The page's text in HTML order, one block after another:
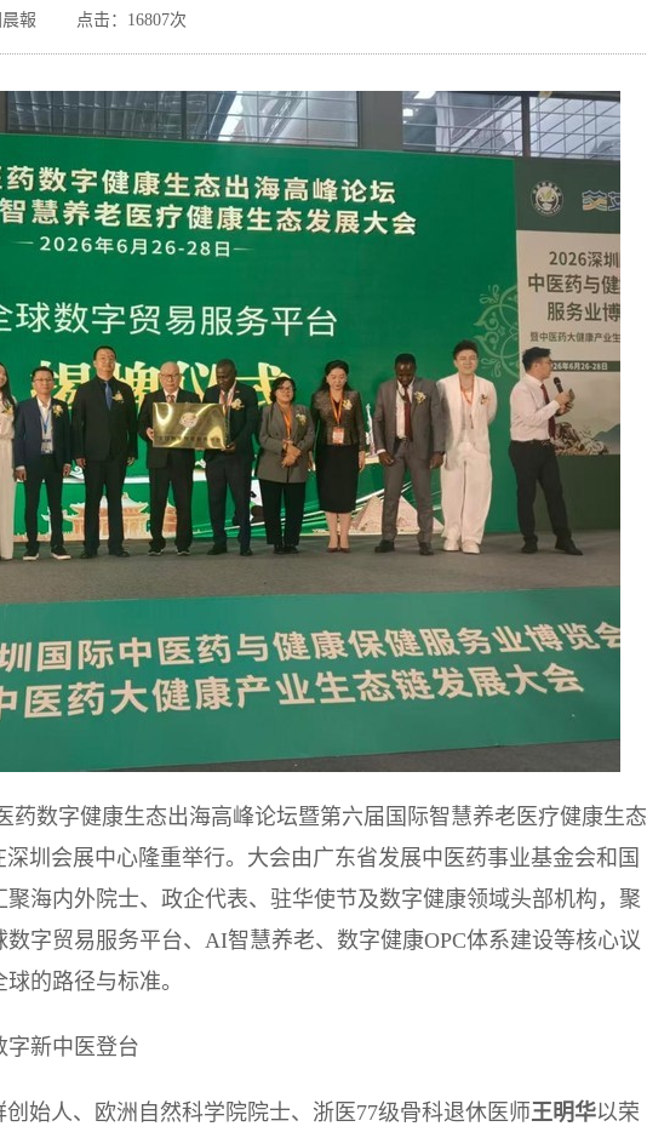
報 点击：16807次
药数字健康生态出海高峰论坛暨第六届国际智慧养老医疗健康生态
圳会展中心隆重举行。大会由广东省发展中医药事业基金会和国
海内外院士、政企代表、驻华使节及数字健康领域头部机构，聚
字贸易服务平台、AI智慧养老、数字健康OPC体系建设等核心议
的路径与标准。
字新中医登台
始人、欧洲自然科学院院士、浙医77级骨科退休医师王明华以荣